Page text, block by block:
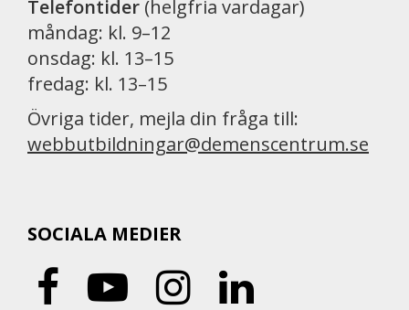
Telefontider (helgfria vardagar)
måndag: kl. 9–12
onsdag: kl. 13–15
fredag: kl. 13–15
Övriga tider, mejla din fråga till:
webbutbildningar@demenscentrum.se
SOCIALA MEDIER